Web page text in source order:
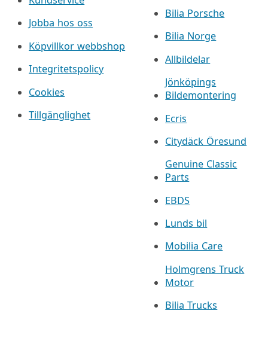
Jobba hos oss
Köpvillkor webbshop
Integritetspolicy
Cookies
Tillgänglighet
Bilia Porsche
Bilia Norge
Allbildelar
Jönköpings
Bildemontering
Ecris
Citydäck Öresund
Genuine Classic
Parts
EBDS
Lunds bil
Mobilia Care
Holmgrens Truck
Motor
Bilia Trucks